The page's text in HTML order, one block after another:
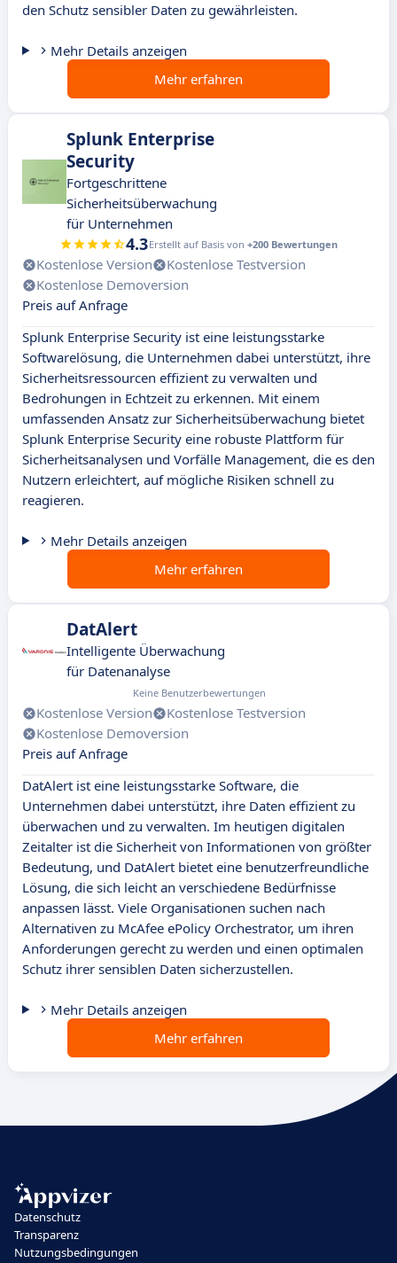
den Schutz sensibler Daten zu gewährleisten.
Mehr Details anzeigen
Mehr erfahren
Splunk Enterprise
Security
Fortgeschrittene
Sicherheitsüberwachung
für Unternehmen
4.3Erstellt auf Basis von +200 Bewertungen
Kostenlose Version
Kostenlose Testversion
Kostenlose Demoversion
Preis auf Anfrage
Splunk Enterprise Security ist eine leistungsstarke
Softwarelösung, die Unternehmen dabei unterstützt, ihre
Sicherheitsressourcen effizient zu verwalten und
Bedrohungen in Echtzeit zu erkennen. Mit einem
umfassenden Ansatz zur Sicherheitsüberwachung bietet
Splunk Enterprise Security eine robuste Plattform für
Sicherheitsanalysen und Vorfälle Management, die es den
Nutzern erleichtert, auf mögliche Risiken schnell zu
reagieren.
Mehr Details anzeigen
Mehr erfahren
DatAlert
Intelligente Überwachung
für Datenanalyse
Keine Benutzerbewertungen
Kostenlose Version
Kostenlose Testversion
Kostenlose Demoversion
Preis auf Anfrage
DatAlert ist eine leistungsstarke Software, die
Unternehmen dabei unterstützt, ihre Daten effizient zu
überwachen und zu verwalten. Im heutigen digitalen
Zeitalter ist die Sicherheit von Informationen von größter
Bedeutung, und DatAlert bietet eine benutzerfreundliche
Lösung, die sich leicht an verschiedene Bedürfnisse
anpassen lässt. Viele Organisationen suchen nach
Alternativen zu McAfee ePolicy Orchestrator, um ihren
Anforderungen gerecht zu werden und einen optimalen
Schutz ihrer sensiblen Daten sicherzustellen.
Mehr Details anzeigen
Mehr erfahren
Datenschutz
Transparenz
Nutzungsbedingungen